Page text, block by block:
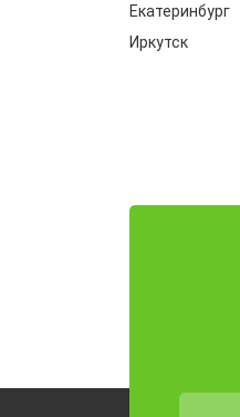
Екатеринбург
Иркутск